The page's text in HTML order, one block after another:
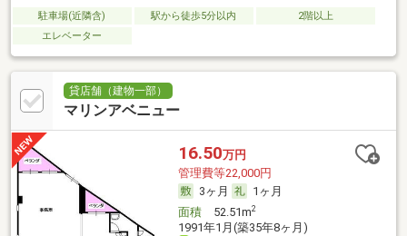
駐車場(近隣含) 駅から徒歩5分以内
2階以上
エレベーター
貸店舗（建物一部）
マリンアベニュー
16.50万円
管理費等22,000円
3ヶ月
1ヶ月
面積52.51m2
1991年1月(築35年8ヶ月)